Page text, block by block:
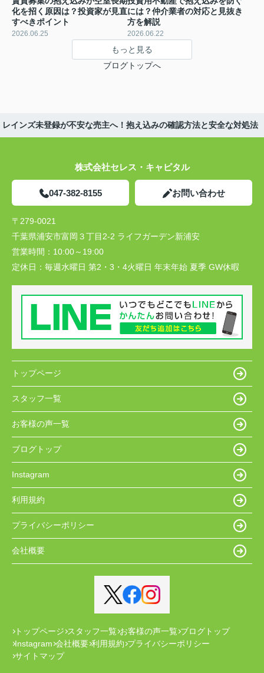
化を招く原因は？投資家が見直
すべきポイント
2026.06.25
には？仲介業者の対応と見抜き
方を解説
2026.06.22
もっと見る
ブログトップへ
レインズ未登録が不安な売主へ！抱え込みの確認方法と安全な対処法
株式会社セレス・キャピタル
047-382-8155 お問い合わせ
〒279-0021
千葉県浦安市富岡３丁目2-2 ライフガーデン新浦安
営業時間： 10:00～19:00
定休日： 毎週水曜日 第2・3・4火曜日 年末年始 夏季 GW休暇
トップページ
スタッフ一覧
お客様の声一覧
ブログトップ
Instagram
利用規約
プライバシーポリシー
会社概要
トップページ スタッフ一覧 お客様の声一覧 ブログトップ
Instagram 会社概要 利用規約 プライバシーポリシー
サイトマップ